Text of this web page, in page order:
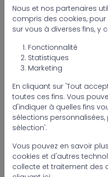
Type
Seventy One
Seventy One Max
500
Seventy One Max
Seventy One
topmount
Nous et nos partenaires
compris des cookies,
sur vous à diverses fins, y
Fonctionnalité
Statistiques
Marketing
En cliquant sur 'Tout
toutes ces fins. Vous
d'indiquer à quelles fins
sélections
sélection'.
Vous pouvez en savoir
cookies et d'autres
collecte et traitement des